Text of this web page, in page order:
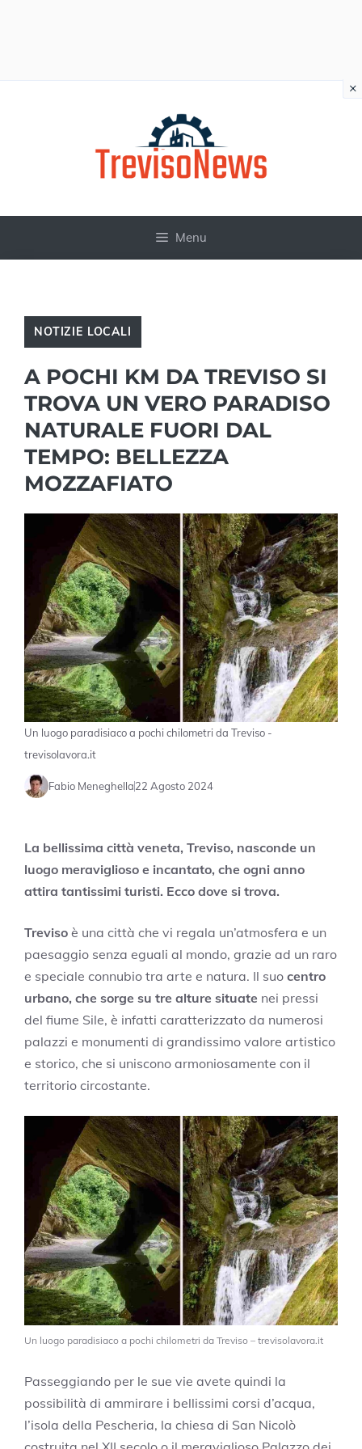
Menu
NOTIZIE LOCALI
A POCHI KM DA TREVISO SI
TROVA UN VERO PARADISO
NATURALE FUORI DAL
TEMPO: BELLEZZA
MOZZAFIATO
Un luogo paradisiaco a pochi chilometri da Treviso -
trevisolavora.it
Fabio Meneghella22 Agosto 2024
La bellissima città veneta, Treviso, nasconde un
luogo meraviglioso e incantato, che ogni anno
attira tantissimi turisti. Ecco dove si trova.
Treviso è una città che vi regala un’atmosfera e un
paesaggio senza eguali al mondo, grazie ad un raro
e speciale connubio tra arte e natura. Il suo centro
urbano, che sorge su tre alture situate nei pressi
del fiume Sile, è infatti caratterizzato da numerosi
palazzi e monumenti di grandissimo valore artistico
e storico, che si uniscono armoniosamente con il
territorio circostante.
Un luogo paradisiaco a pochi chilometri da Treviso – trevisolavora.it
Passeggiando per le sue vie avete quindi la
possibilità di ammirare i bellissimi corsi d’acqua,
l’isola della Pescheria, la chiesa di San Nicolò
×